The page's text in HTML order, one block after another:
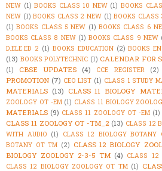
NEW (1) BOOKS CLASS 10 NEW (1) BOOKS
NEW (1) BOOKS CLASS 2 NEW (1) BOOKS CLASS
(1) BOOKS CLASS 5 NEW (1) BOOKS CLASS 6
BOOKS CLASS 8 NEW (1) BOOKS CLASS 9 NEW
D.ELE.ED 2 (1) BOOKS EDUCATION (2) BOOKS
(13) BOOKS POLYTECHNIC (1) CALENDAR FOR
(1)
CBSE UPDATES (4) CCE REGISTER (2)
PROMOTION (7) CEO LIST (1) CLASS 1 STUDY
MATERIALS (13) CLASS 11 BIOLOGY
ZOOLOGY OT -EM (1) CLASS 11 BIOLOGY
MATERIALS (9) CLASS 11 ZOOLOGY OT -EM (1)
CLASS 11 ZOOLOGY OT -TM_2 (13) CLASS 12
WITH AUDIO (1) CLASS 12 BIOLOGY BOTANY
BOTANY OT TM (2) CLASS 12 BIOLOGY
BIOLOGY ZOOLOGY 2-3-5 TM (4) CLASS 12
CLASS 12 BIOLOGY ZOOLOGY OT TM (1)